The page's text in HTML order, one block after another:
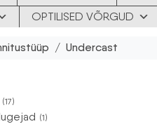
OPTILISED VÕRGUD
/ Undercast
(17)
(1)